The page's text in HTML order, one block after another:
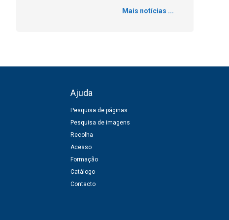
Mais notícias ...
Ajuda
Pesquisa de páginas
Pesquisa de imagens
Recolha
Acesso
Formação
Catálogo
Contacto